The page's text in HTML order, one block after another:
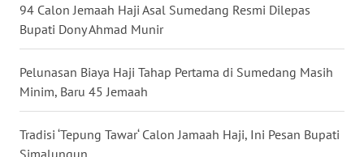
94 Calon Jemaah Haji Asal Sumedang Resmi Dilepas
Bupati Dony Ahmad Munir
Pelunasan Biaya Haji Tahap Pertama di Sumedang Masih
Minim, Baru 45 Jemaah
Tradisi ‘Tepung Tawar‘ Calon Jamaah Haji, Ini Pesan Bupati
Simalungun
DANAU
TOBA
WN
NIAS
WN
LANGKAT